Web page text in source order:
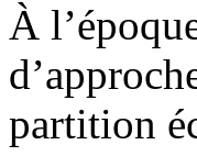
À
partition